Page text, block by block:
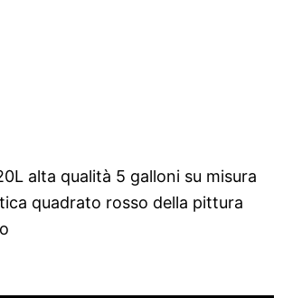
alta qualità 5 galloni su misura
quadrato rosso della pittura